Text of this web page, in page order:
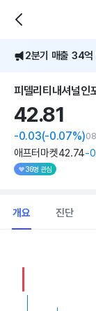
2분기 매출 34억
피델리티내셔널인
42.81
-0.03(-0.07%)
애프터마켓42.74-0
36명 관심
개요 진단
View as data
The chart has 1
The chart has 1 Y